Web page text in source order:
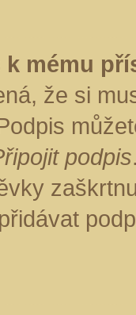
mému
že si
podpis